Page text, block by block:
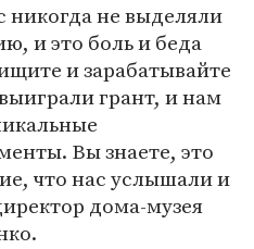
никогда не выделяли
и это боль и беда
и зарабатывайте
грант, и нам
Вы знаете, это
что нас услышали и
дома-музея